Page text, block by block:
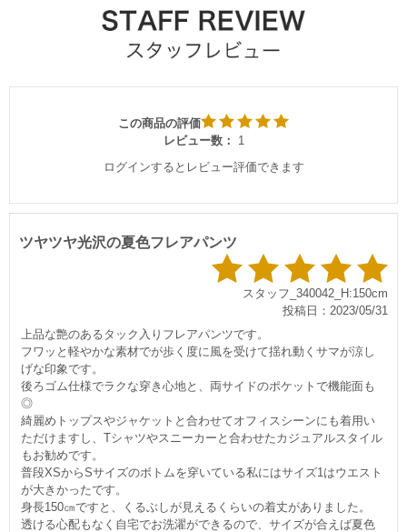
この商品の評価
レビュー数：
1
ログインするとレビュー評価できます
ツヤツヤ光沢の夏色フレアパンツ
スタッフ_340042_H:150cm
投稿日：2023/05/31
上品な艶のあるタック入りフレアパンツです。
フワッと軽やかな素材でが歩く度に風を受けて揺れ動くサマが涼し
げな印象です。
後ろゴム仕様でラクな穿き心地と、両サイドのポケットで機能面も
◎
綺麗めトップスやジャケットと合わせてオフィスシーンにも着用い
ただけますし、Tシャツやスニーカーと合わせたカジュアルスタイル
もお勧めです。
普段XSからSサイズのボトムを穿いている私にはサイズ1はウエスト
が大きかったです。
身長150㎝ですと、くるぶしが見えるくらいの着丈がありました。
透ける心配もなく自宅でお洗濯ができるので、サイズが合えば夏色